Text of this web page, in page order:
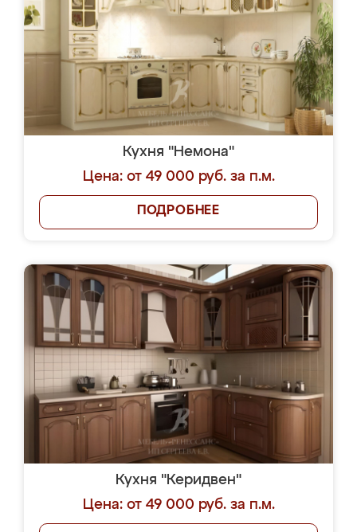
Кухня "Немона"
Цена: от 49 000 руб. за п.м.
ПОДРОБНЕЕ
Кухня "Керидвен"
Цена: от 49 000 руб. за п.м.